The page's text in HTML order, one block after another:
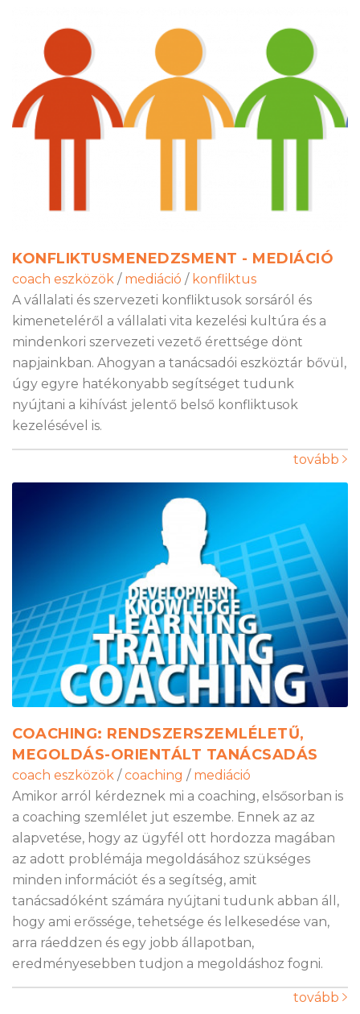
KONFLIKTUSMENEDZSMENT - MEDIÁCIÓ
coach eszközök / mediáció / konfliktus
A vállalati és szervezeti konfliktusok sorsáról és
kimeneteléről a vállalati vita kezelési kultúra és a
mindenkori szervezeti vezető érettsége dönt
napjainkban. Ahogyan a tanácsadói eszköztár bővül,
úgy egyre hatékonyabb segítséget tudunk
nyújtani a kihívást jelentő belső konfliktusok
kezelésével is.
tovább
COACHING: RENDSZERSZEMLÉLETŰ,
MEGOLDÁS-ORIENTÁLT TANÁCSADÁS
coach eszközök / coaching / mediáció
Amikor arról kérdeznek mi a coaching, elsősorban is
a coaching szemlélet jut eszembe. Ennek az az
alapvetése, hogy az ügyfél ott hordozza magában
az adott problémája megoldásához szükséges
minden információt és a segítség, amit
tanácsadóként számára nyújtani tudunk abban áll,
hogy ami erőssége, tehetsége és lelkesedése van,
arra ráeddzen és egy jobb állapotban,
eredményesebben tudjon a megoldáshoz fogni.
tovább